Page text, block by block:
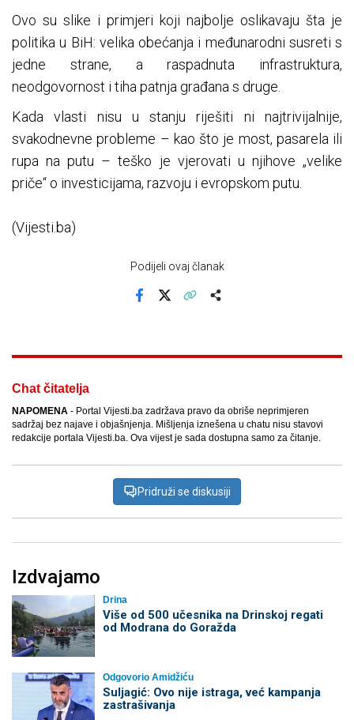
Ovo su slike i primjeri koji najbolje oslikavaju šta je
politika u BiH: velika obećanja i međunarodni susreti s
jedne strane, a raspadnuta infrastruktura,
neodgovornost i tiha patnja građana s druge.
Kada vlasti nisu u stanju riješiti ni najtrivijalnije,
svakodnevne probleme – kao što je most, pasarela ili
rupa na putu – teško je vjerovati u njihove „velike
priče“ o investicijama, razvoju i evropskom putu.
(Vijesti.ba)
Podijeli ovaj članak
Chat čitatelja
NAPOMENA - Portal Vijesti.ba zadržava pravo da obriše neprimjeren
sadržaj bez najave i objašnjenja. Mišljenja iznešena u chatu nisu stavovi
redakcije portala Vijesti.ba. Ova vijest je sada dostupna samo za čitanje.
Pridruži se diskusiji
Izdvajamo
Drina
Više od 500 učesnika na Drinskoj regati
od Modrana do Goražda
Odgovorio Amidžiću
Suljagić: Ovo nije istraga, već kampanja
zastrašivanja